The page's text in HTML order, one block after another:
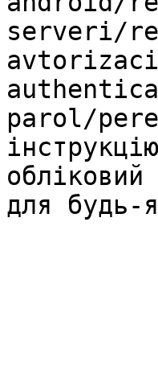
serveri/
parol/